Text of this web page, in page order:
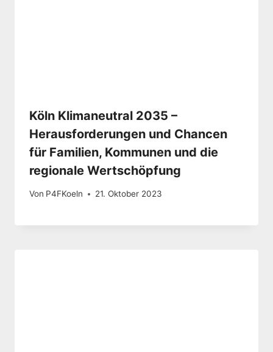
Köln Klimaneutral 2035 –
Herausforderungen und Chancen
für Familien, Kommunen und die
regionale Wertschöpfung
Von P4FKoeln 21. Oktober 2023